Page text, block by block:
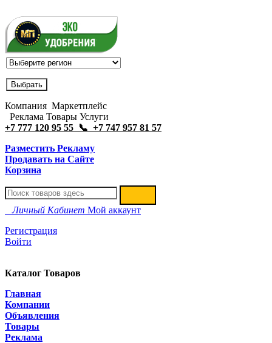
Компания Маркетплейс
Реклама Товары Услуги
+7 777 120 95 55 📞 +7 747 957 81 57
Разместить Рекламу
Продавать на Сайте
Корзина
Личный Кабинет Мой аккаунт
Регистрация
Войти
Каталог Товаров
Главная
Компании
Объявления
Товары
Реклама